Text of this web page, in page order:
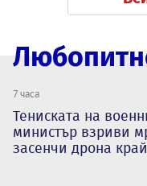
7 часа
Тениската на
министър взриви
засенчи дрона